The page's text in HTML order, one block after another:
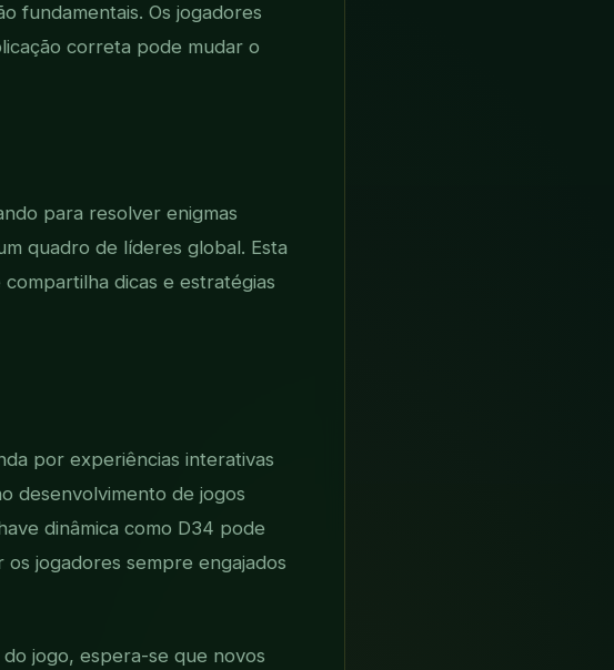
fundamentais. Os jogadores
correta pode mudar o
para resolver enigmas
quadro de líderes global. Esta
dicas e estratégias
por experiências interativas
desenvolvimento de jogos
dinâmica como D34 pode
jogadores sempre engajados
jogo, espera-se que novos